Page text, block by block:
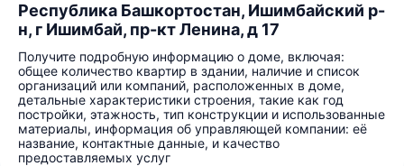
Республика Башкортостан, Ишимбайский р-
н, г Ишимбай, пр-кт Ленина, д 17
Получите подробную информацию о доме, включая:
общее количество квартир в здании, наличие и список
организаций или компаний, расположенных в доме,
детальные характеристики строения, такие как год
постройки, этажность, тип конструкции и использованные
материалы, информация об управляющей компании: её
название, контактные данные, и качество
предоставляемых услуг